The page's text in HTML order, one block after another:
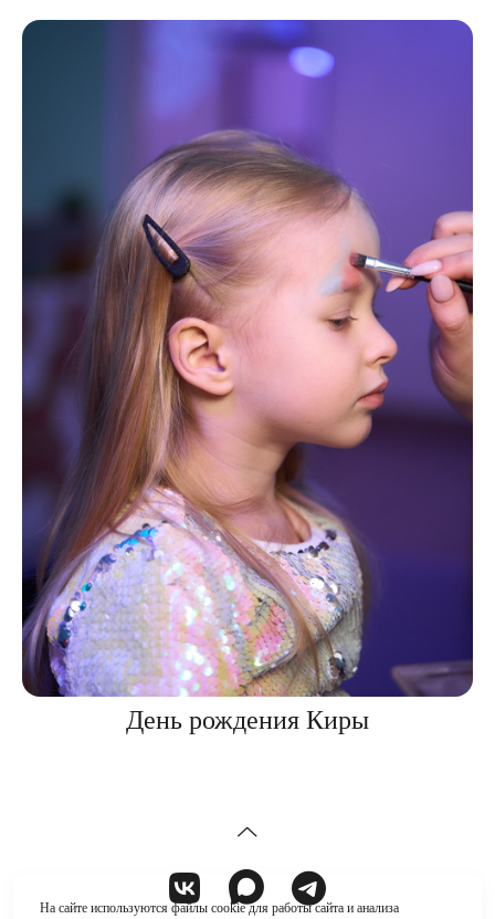
День рождения Киры
На сайте используются файлы cookie для работы сайта и анализа